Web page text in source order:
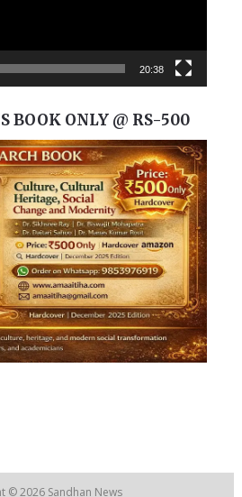
20:38
BOOK ONLY @ RS-500
© 2026 Sandhan News